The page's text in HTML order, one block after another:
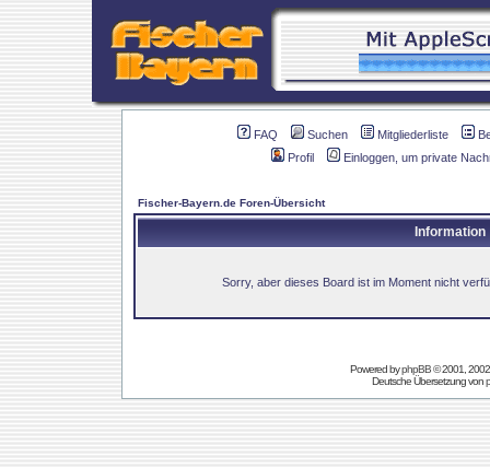
FAQ Suchen Mitgliederliste
Profil
Einloggen, um private
Fischer-Bayern.de Foren-Übersicht
Information
Sorry, aber dieses Board ist im Moment nicht
Powered byphpBB© 2001,
Deutsche Übersetzung von